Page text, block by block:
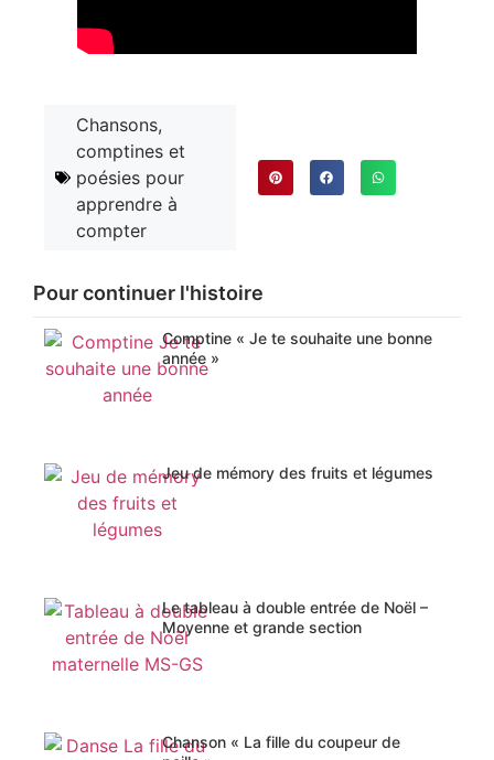
Chansons,
comptines et
poésies pour
apprendre à
compter
Pour continuer l'histoire
Comptine « Je te souhaite une bonne
année »
Jeu de mémory des fruits et légumes
Le tableau à double entrée de Noël –
Moyenne et grande section
Chanson « La fille du coupeur de